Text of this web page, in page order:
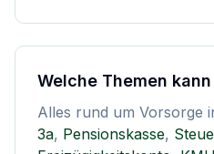
Welche Themen
Alles rund um Vorsorge
3a, Pensionskasse,